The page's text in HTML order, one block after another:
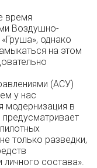
время
Воздушно-
однако
на этом
(АСУ)
у нас
модернизация в
только разведки,
состава».